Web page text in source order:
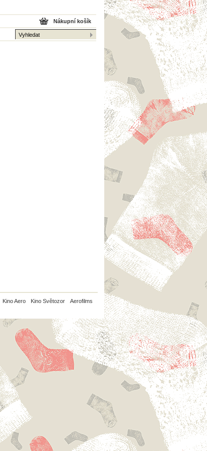
Nákupní košík
Kino Aero Kino Světozor Aerofilms